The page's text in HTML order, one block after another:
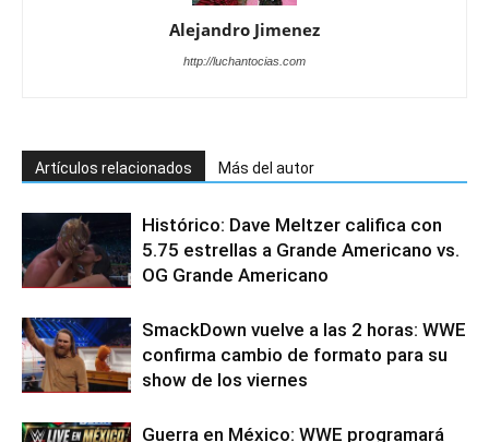
Alejandro Jimenez
http://luchantocias.com
Artículos relacionados Más del autor
Histórico: Dave Meltzer califica con
5.75 estrellas a Grande Americano vs.
OG Grande Americano
SmackDown vuelve a las 2 horas: WWE
confirma cambio de formato para su
show de los viernes
Guerra en México: WWE programará